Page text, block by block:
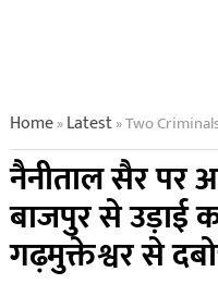
Home»Latest»Two Criminals Who Came
नैनीताल सैर पर
बाजपुर से उड़ाई
गढ़मुक्तेश्वर से